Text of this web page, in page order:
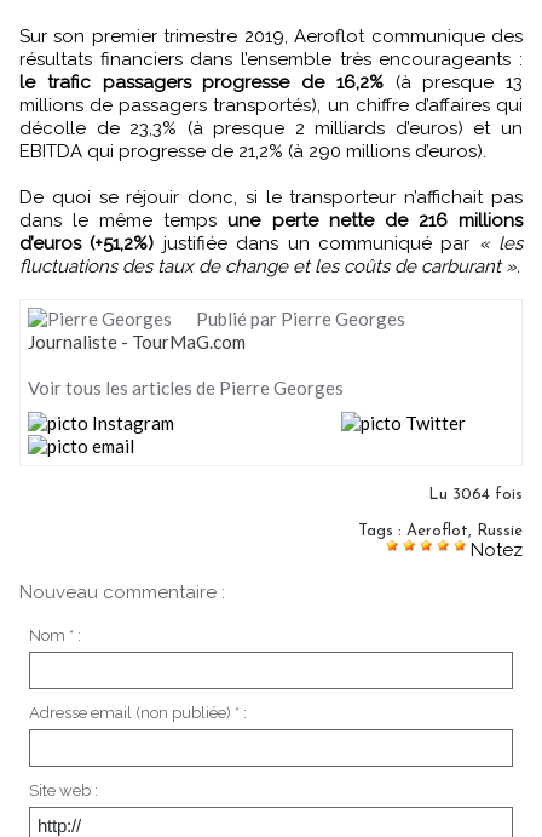
Sur son premier trimestre 2019, Aeroflot communique des
résultats financiers dans l’ensemble très encourageants :
le trafic passagers progresse de 16,2%(à presque 13
millions de passagers transportés), un chiffre d’affaires qui
décolle de 23,3% (à presque 2 milliards d’euros) et un
EBITDA qui progresse de 21,2% (à 290 millions d’euros).
De quoi se réjouir donc, si le transporteur n’affichait pas
dans le même tempsune perte nette de 216 millions
d’euros (+51,2%) justifiée dans un communiqué par « les
fluctuations des taux de change et les coûts de carburant ».
Publié par Pierre Georges
Journaliste - TourMaG.com
Voir tous les articles de Pierre Georges
Lu 3064 fois
Tags : Aeroflot, Russie
Notez
Nouveau commentaire :
Nom * :
Adresse email (non publiée) * :
Site web :